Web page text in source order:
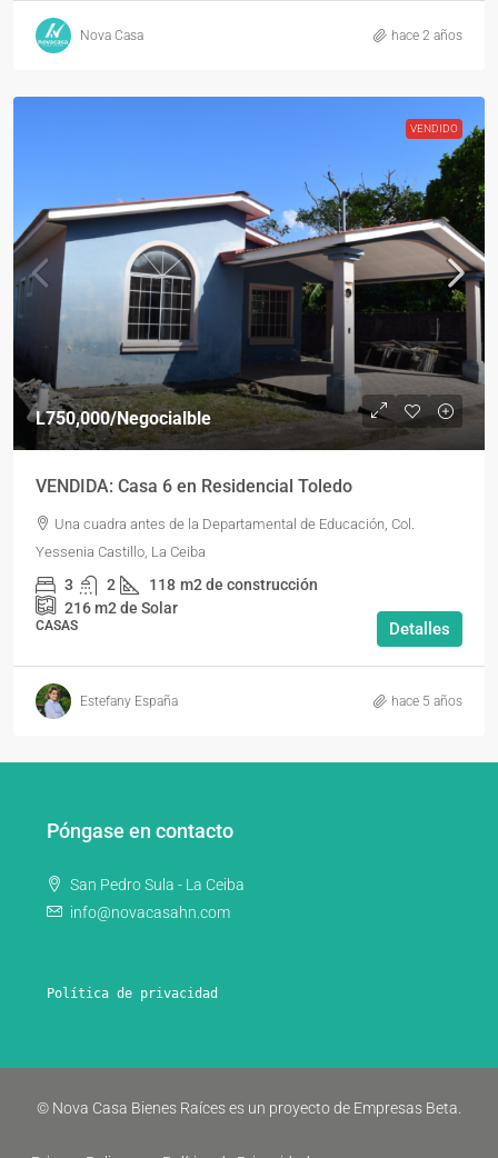
Nova Casa hace 2 años
VENDIDO
L750,000/Negocialble
VENDIDA: Casa 6 en Residencial Toledo
Una cuadra antes de la Departamental de Educación, Col.
Yessenia Castillo, La Ceiba
3 2 118 m2 de construcción
216m2 de Solar
CASAS Detalles
Estefany España hace 5 años
Póngase en contacto
San Pedro Sula - La Ceiba
info@novacasahn.com
Política de privacidad
© Nova Casa Bienes Raíces es un proyecto de Empresas Beta.